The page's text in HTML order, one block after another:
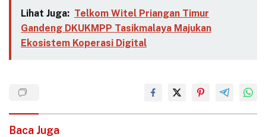
Lihat Juga: Telkom Witel Priangan Timur
Gandeng DKUKMPP Tasikmalaya Majukan
Ekosistem Koperasi Digital
Baca Juga